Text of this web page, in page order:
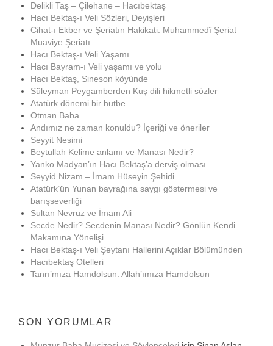
Delikli Taş – Çilehane – Hacıbektaş
Hacı Bektaş-ı Veli Sözleri, Deyişleri
Cihat-ı Ekber ve Şeriatın Hakikati: Muhammedî Şeriat –
Muaviye Şeriatı
Hacı Bektaş-ı Veli Yaşamı
Hacı Bayram-ı Veli yaşamı ve yolu
Hacı Bektaş, Sineson köyünde
Süleyman Peygamberden Kuş dili hikmetli sözler
Atatürk dönemi bir hutbe
Otman Baba
Andımız ne zaman konuldu? İçeriği ve öneriler
Seyyit Nesimi
Beytullah Kelime anlamı ve Manası Nedir?
Yanko Madyan’ın Hacı Bektaş’a derviş olması
Seyyid Nizam – İmam Hüseyin Şehidi
Atatürk’ün Yunan bayrağına saygı göstermesi ve
barışseverliği
Sultan Nevruz ve İmam Ali
Secde Nedir? Secdenin Manası Nedir? Gönlün Kendi
Makamına Yönelişi
Hacı Bektaş-ı Veli Şeytanı Hallerini Açıklar Bölümünden
Hacıbektaş Otelleri
Tanrı’mıza Hamdolsun. Allah’ımıza Hamdolsun
SON YORUMLAR